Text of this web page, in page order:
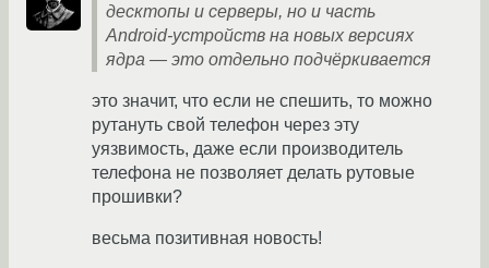
десктопы и серверы, но и часть
Android-устройств на новых версиях
ядра — это отдельно подчёркивается
это значит, что если не спешить, то можно
рутануть свой телефон через эту
уязвимость, даже если производитель
телефона не позволяет делать рутовые
прошивки?
весьма позитивная новость!